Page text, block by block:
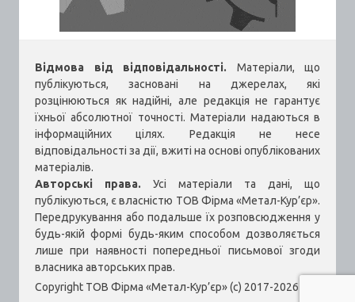
Відмова від відповідальності. Матеріали, що
публікуються, засновані на джерелах, які
розцінюються як надійні, але редакція не гарантує
їхньої абсолютної точності. Матеріали надаються в
інформаційних цілях. Редакція не несе
відповідальності за дії, вжиті на основі опублікованих
матеріалів.
Авторські права. Усі матеріали та дані, що
публікуються, є власністю ТОВ Фірма «Метал-Кур’єр».
Передрукування або подальше їх розповсюдження у
будь-якій формі будь-яким способом дозволяється
лише при наявності попередньої письмової згоди
власника авторських прав.
Copyright ТОВ Фірма «Метал-Кур’єр» (c) 2017-2026